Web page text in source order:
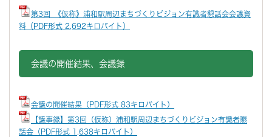
第3回_《仮称》浦和駅周辺まちづくりビジョン有識者懇話会会議資
料（PDF形式 2,692キロバイト）
会議の開催結果、会議録
会議の開催結果（PDF形式 83キロバイト）
【議事録】第3回（仮称）浦和駅周辺まちづくりビジョン有識者懇
話会（PDF形式 1,638キロバイト）